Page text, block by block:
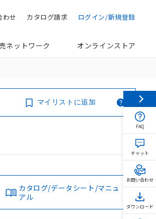
ログイン/新規登録
カタログ請求
わせ
ネットワーク オンラインストア
マイリストに追加
カタログ/データシート/マニュ
アル
FAQ
チャット
お問い合わせ
ダウンロード